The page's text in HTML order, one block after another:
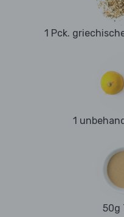
1 Pck.
1
50g